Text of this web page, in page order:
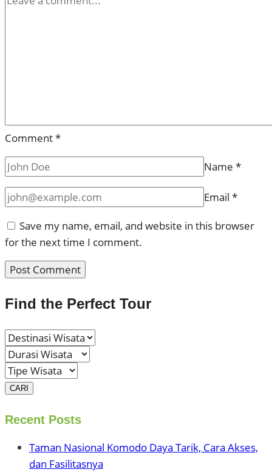
Comment*
Name *
Email *
Save my name, email, and website in this browser
for the next time I comment.
Find the Perfect Tour
CARI
Recent Posts
Taman Nasional Komodo Daya Tarik, Cara Akses,
dan Fasilitasnya